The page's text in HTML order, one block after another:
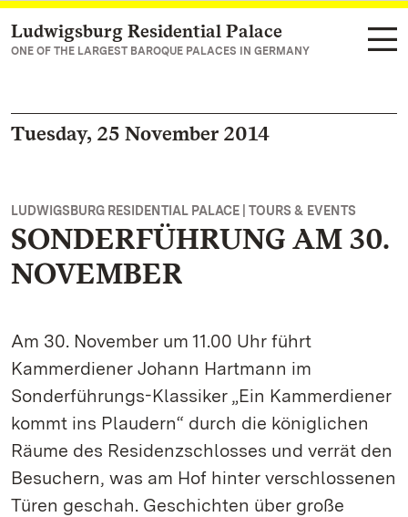
Navigate to main page
Ludwigsburg Residential Palace
ONE OF THE LARGEST BAROQUE PALACES IN GERMANY
Tuesday, 25 November 2014
LUDWIGSBURG RESIDENTIAL PALACE | TOURS & EVENTS
SONDERFÜHRUNG AM 30.
NOVEMBER
Am 30. November um 11.00 Uhr führt
Kammerdiener Johann Hartmann im
Sonderführungs-Klassiker „Ein Kammerdiener
kommt ins Plaudern“ durch die königlichen
Räume des Residenzschlosses und verrät den
Besuchern, was am Hof hinter verschlossenen
Türen geschah. Geschichten über große